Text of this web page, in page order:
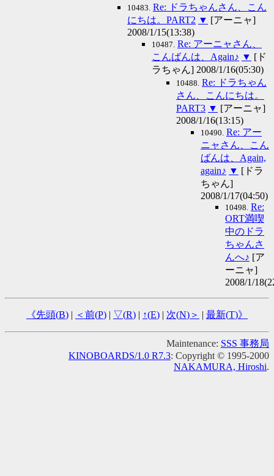
10483. Re: ドラちゃんさん、こん
にちは。PART2 ▼ [アーニャ]
2008/1/15(13:38)
10487. Re: アーニャさん、
こんばんは、Again♪ ▼ [ド
ラちゃん] 2008/1/16(05:30)
10488. Re: ドラちゃん
さん、こんにちは。
PART3 ▼ [アーニャ]
2008/1/16(13:15)
10490. Re: アー
ニャさん、こん
ばんは、Again,
again♪ ▼ [ドラ
ちゃん]
2008/1/17(04:50)
10498. Re:
ORT満喫
中のドラ
ちゃんさ
んへ♪ [ア
ーニャ]
2008/1/
《先頭(B) | ＜前(P) | ▽(R) | ↑(E) | 次(N)＞ | 最新(T)》
Maintenance: SSS 事務局
KINOBOARDS/1.0 R7.3: Copyright © 1995-2000
NAKAMURA, Hiroshi.